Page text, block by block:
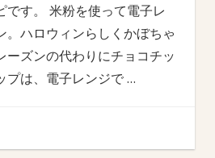
です。 米粉を使って電子レ
。ハロウィンらしくかぼちゃ
ーズンの代わりにチョコチッ
プは、電子レンジで…